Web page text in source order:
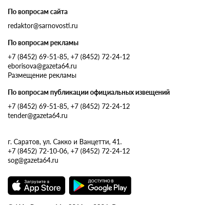
По вопросам сайта
redaktor@sarnovosti.ru
По вопросам рекламы
+7 (8452) 69-51-85, +7 (8452) 72-24-12
eborisova@gazeta64.ru
Размещение рекламы
По вопросам публикации официальных извещений
+7 (8452) 69-51-85, +7 (8452) 72-24-12
tender@gazeta64.ru
г. Саратов, ул. Сакко и Ванцетти, 41.
+7 (8452) 72-10-06, +7 (8452) 72-24-12
sog@gazeta64.ru